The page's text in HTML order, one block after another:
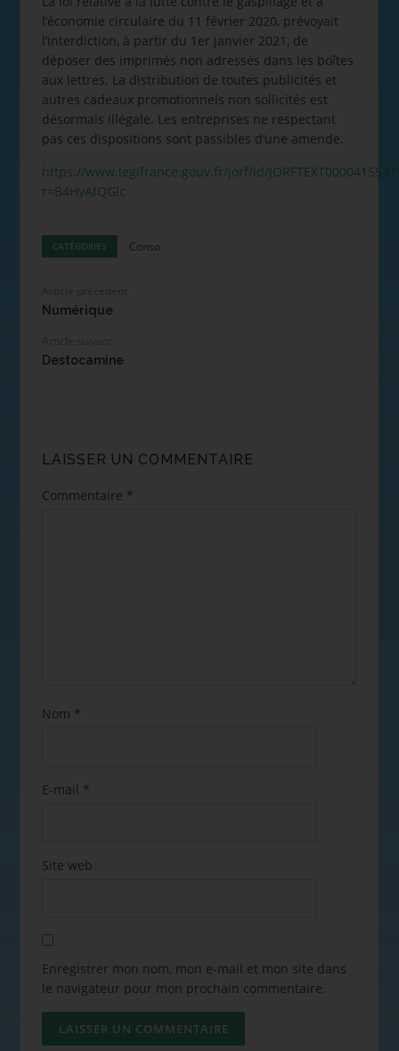
l’économie circulaire du 11 février 2020, prévoyait
l’interdiction, à partir du 1er janvier 2021, de
déposer des imprimés non adressés dans les boîtes
aux lettres. La distribution de toutes publicités et
autres cadeaux promotionnels non sollicités est
désormais illégale. Les entreprises ne respectant
pas ces dispositions sont passibles d’une amende.
https://www.legifrance.gouv.fr/jorf/id/
r=B4HyAfQGlc
CATÉGORIES Conso
Numérique
Destocamine
LAISSER UN COMMENTAIRE
Commentaire *
Nom *
E-mail *
Site web
Enregistrer mon nom, mon e-mail et mon site dans
le navigateur pour mon prochain commentaire.